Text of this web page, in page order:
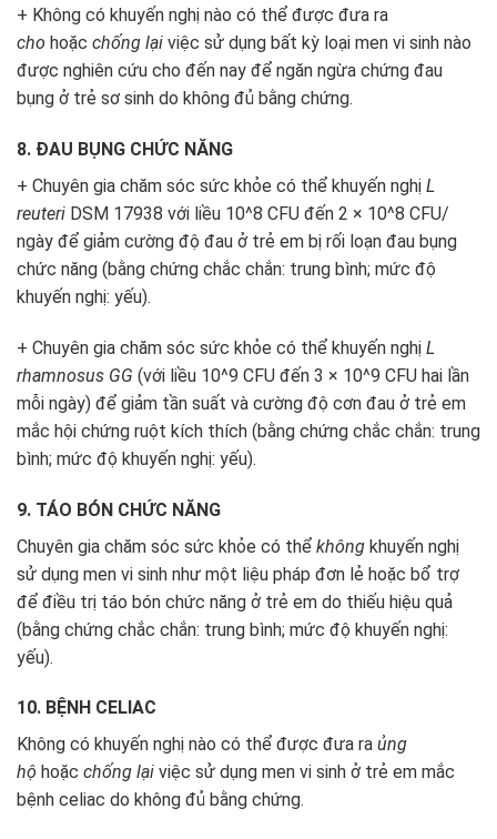
+ Không có khuyến nghị nào có thể được đưa ra
cho hoặc chống lại việc sử dụng bất kỳ loại men vi sinh nào
được nghiên cứu cho đến nay để ngăn ngừa chứng đau
bụng ở trẻ sơ sinh do không đủ bằng chứng.
8. ĐAU BỤNG CHỨC NĂNG
+ Chuyên gia chăm sóc sức khỏe có thể khuyến nghị L
reuteri DSM 17938 với liều 10^8 CFU đến 2 × 10^8 CFU/
ngày để giảm cường độ đau ở trẻ em bị rối loạn đau bụng
chức năng (bằng chứng chắc chắn: trung bình; mức độ
khuyến nghị: yếu).
+ Chuyên gia chăm sóc sức khỏe có thể khuyến nghị L
rhamnosus GG (với liều 10^9 CFU đến 3 × 10^9 CFU hai lần
mỗi ngày) để giảm tần suất và cường độ cơn đau ở trẻ em
mắc hội chứng ruột kích thích (bằng chứng chắc chắn: trung
bình; mức độ khuyến nghị: yếu).
9. TÁO BÓN CHỨC NĂNG
Chuyên gia chăm sóc sức khỏe có thể không khuyến nghị
sử dụng men vi sinh như một liệu pháp đơn lẻ hoặc bổ trợ
để điều trị táo bón chức năng ở trẻ em do thiếu hiệu quả
(bằng chứng chắc chắn: trung bình; mức độ khuyến nghị:
yếu).
10. BỆNH CELIAC
Không có khuyến nghị nào có thể được đưa ra ủng
hộ hoặc chống lại việc sử dụng men vi sinh ở trẻ em mắc
bệnh celiac do không đủ bằng chứng.